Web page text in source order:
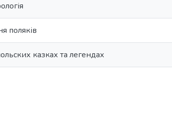
поляків
казках та легендах